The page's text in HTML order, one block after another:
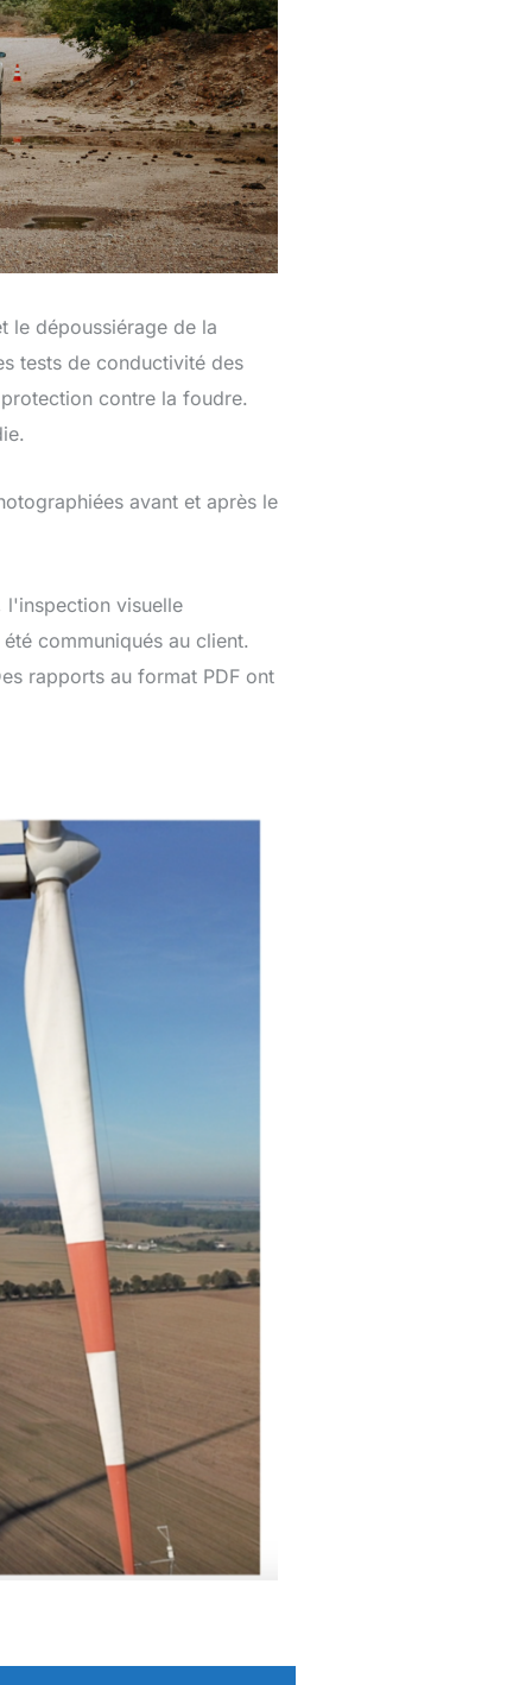
le dépoussiérage de la
tests de conductivité des
contre la foudre.
avant et après le
l'inspection visuelle
communiqués au client.
rapports au format PDF ont